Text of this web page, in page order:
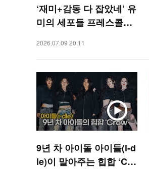
‘재미+감동 다 잡았네’ 유
미의 세포들 프레스콜
2026.07.09 20:11
9년 차 아이돌 아이들(i-d
le)이 말아주는 힙합 ‘Cro